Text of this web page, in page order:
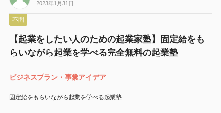
2023年1月31日
不問
【起業をしたい人のための起業家塾】固定給をも
らいながら起業を学べる完全無料の起業塾
ビジネスプラン・事業アイデア
固定給をもらいながら起業を学べる起業塾